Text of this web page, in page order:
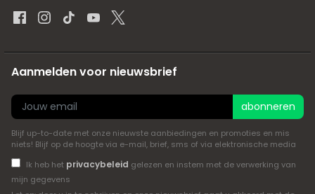
Aanmelden voor nieuwsbrief
abonneren
Blijf up-to-date met onze nieuwste aanbiedingen en promoties en mis
niets! Blijf op de hoogte via e-mail, brief, sms of via elektronische media
Ik heb het privacybeleid gelezen en instem met de verwerking van
mijn gegevens